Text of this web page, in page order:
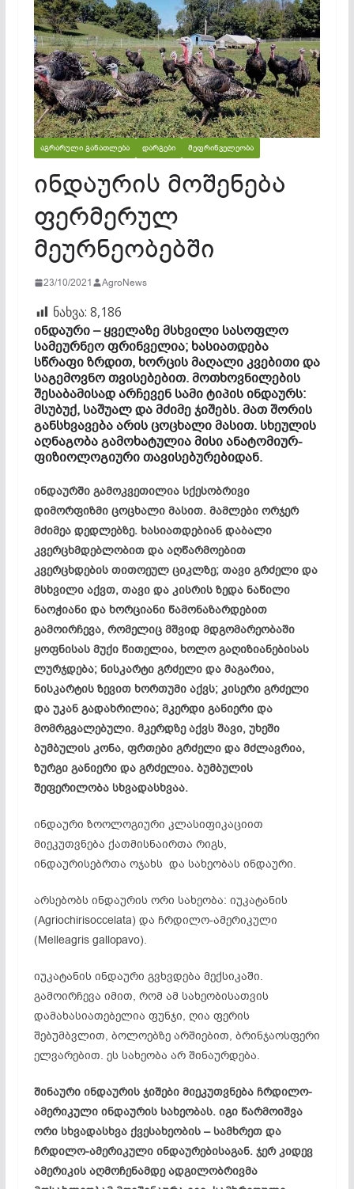
ᲐᲒᲠᲐᲠᲣᲚᲘ ᲒᲐᲜᲐᲗᲚᲔᲑᲐ ᲓᲐᲠᲒᲔᲑᲘ ᲛᲔᲤᲠᲘᲜᲕᲔᲚᲔᲝᲑᲐ
ინდაურის მოშენება
ფერმერულ
მეურნეობებში
23/10/2021 AgroNews
ნახვა: 8,186
ინდაური – ყველაზე მსხვილი სასოფლო
სამეურნეო ფრინველია; ხასიათდება
სწრაფი ზრდით, ხორცის მაღალი კვებითი და
საგემოვნო თვისებებით. მოთხოვნილების
შესაბამისად არჩევენ სამი ტიპის ინდაურს:
მსუბუქ, საშუალ და მძიმე ჯიშებს. მათ შორის
განსხვავება არის ცოცხალი მასით. სხეულის
აღნაგობა გამოხატულია მისი ანატომიურ-
ფიზიოლოგიური თავისებურებიდან.
ინდაურში გამოკვეთილია სქესობრივი
დიმორფიზმი ცოცხალი მასით. მამლები ორჯერ
მძიმეა დედლებზე. ხასიათდებიან დაბალი
კვერცხმდებლობით და აღწარმოებით
კვერცხდების თითოეულ ციკლზე; თავი გრძელი და
მსხვილი აქვთ, თავი და კისრის ზედა ნაწილი
ნაოჭიანი და ხორციანი წამონაზარდებით
გამოირჩევა, რომელიც მშვიდ მდგომარეობაში
ყოფნისას მუქი წითელია, ხოლო გაღიზიანებისას
ლურჯდება; ნისკარტი გრძელი და მაგარია,
ნისკარტის ზევით ხორთუმი აქვს; კისერი გრძელი
და უკან გადახრილია; მკერდი განიერი და
მომრგვალებული. მკერდზე აქვს შავი, უხეში
ბუმბულის კონა, ფრთები გრძელი და მძლავრია,
ზურგი განიერი და გრძელია. ბუმბულის
შეფერილობა სხვადასხვაა.
ინდაური ზოოლოგიური კლასიფიკაციით
მიეკუთვნება ქათმისნაირთა რიგს,
ინდაურისებრთა ოჯახს და სახეობას ინდაური.
არსებობს ინდაურის ორი სახეობა: იუკატანის
(Agriochirisoccelata) და ჩრდილო-ამერიკული
(Melleagris gallopavo).
იუკატანის ინდაური გვხვდება მექსიკაში.
გამოირჩევა იმით, რომ ამ სახეობისათვის
დამახასიათებელია ფუნჯი, ღია ფერის
შებუმბვლით, ბოლოებზე არშიებით, ბრინჯაოსფერი
ელვარებით. ეს სახეობა არ შინაურდება.
შინაური ინდაურის ჯიშები მიეკუთვნება ჩრდილო-
ამერიკული ინდაურის სახეობას. იგი წარმოიშვა
ორი სხვადასხვა ქვესახეობის – სამხრეთ და
ჩრდილო-ამერიკული ინდაურებისაგან. ჯერ კიდევ
ამერიკის აღმოჩენამდე ადგილობრივმა